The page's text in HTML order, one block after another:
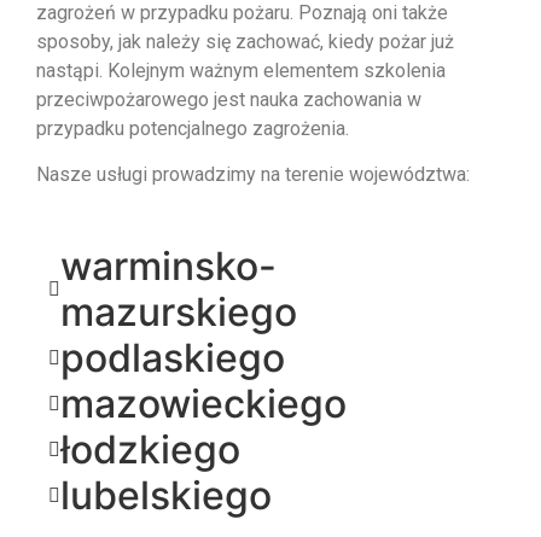
zagrożeń w przypadku pożaru. Poznają oni także
sposoby, jak należy się zachować, kiedy pożar już
nastąpi. Kolejnym ważnym elementem szkolenia
przeciwpożarowego jest nauka zachowania w
przypadku potencjalnego zagrożenia.
Nasze usługi prowadzimy na terenie województwa:
warminsko-
mazurskiego
podlaskiego
mazowieckiego
łodzkiego
lubelskiego